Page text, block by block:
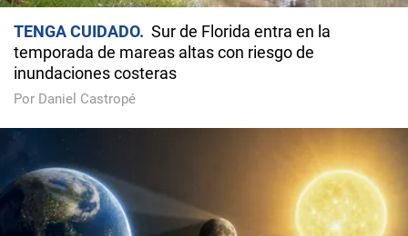
TENGA CUIDADO
Sur de Florida entra en la
temporada de mareas altas con riesgo de
inundaciones costeras
Por Daniel Castropé